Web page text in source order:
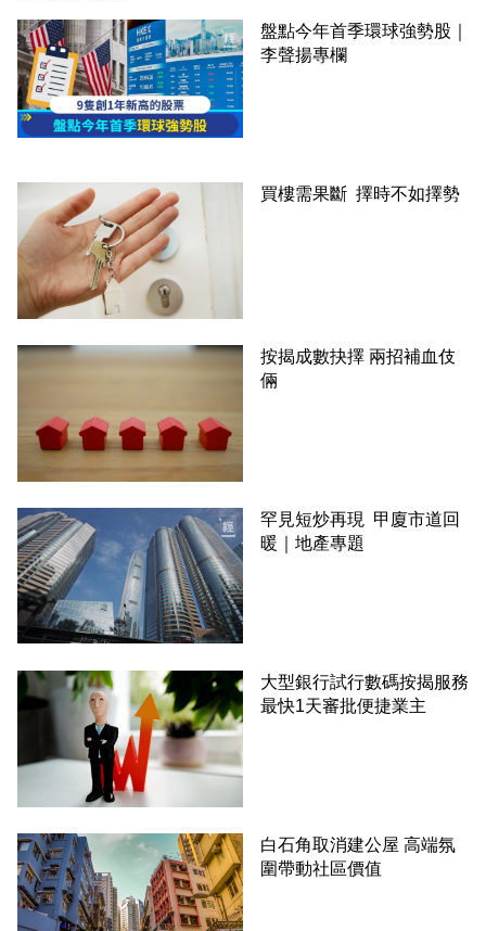
盤點今年首季環球強勢股｜
李聲揚專欄
買樓需果斷 擇時不如擇勢
按揭成數抉擇 兩招補血伎
倆
罕見短炒再現 甲廈市道回
暖｜地產專題
大型銀行試行數碼按揭服務
最快1天審批便捷業主
白石角取消建公屋 高端氛
圍帶動社區價值